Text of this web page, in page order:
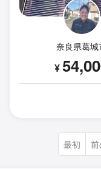
奈良県葛城
¥
最初